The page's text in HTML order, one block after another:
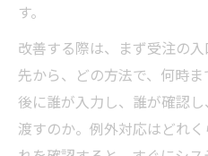
す。
改善する際は、まず受注の
先から、どの方法で、何時
後に誰が入力し、誰が確認
渡すのか。例外対応はどれ